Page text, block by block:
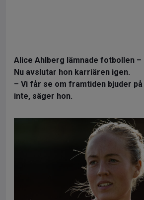
Alice Ahlberg lämnade fotbollen –
Nu avslutar hon karriären igen.
– Vi får se om framtiden bjuder
inte, säger hon.